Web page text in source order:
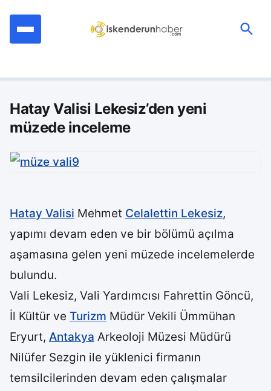
Hatay Valisi Lekesiz’den yeni
müzede inceleme
Hatay Valisi Mehmet Celalettin Lekesiz,
yapımı devam eden ve bir bölümü açılma
aşamasına gelen yeni müzede incelemelerde
bulundu.
Vali Lekesiz, Vali Yardımcısı Fahrettin Göncü,
İl Kültür ve Turizm Müdür Vekili Ümmühan
Eryurt, Antakya Arkeoloji Müzesi Müdürü
Nilüfer Sezgin ile yüklenici firmanın
temsilcilerinden devam eden çalışmalar